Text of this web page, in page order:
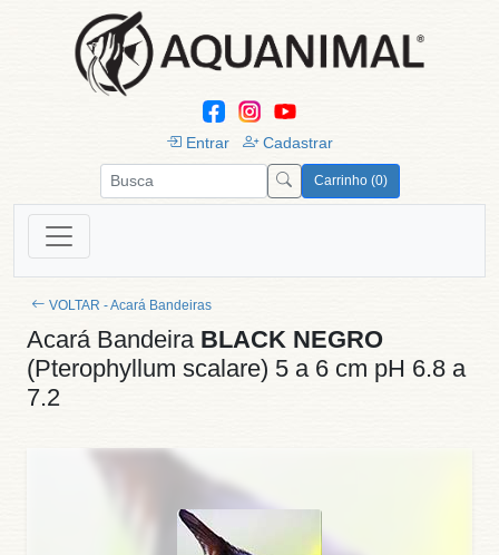
Entrar Cadastrar
Carrinho (0)
VOLTAR - Acará Bandeiras
Acará Bandeira BLACK NEGRO
(Pterophyllum scalare) 5 a 6 cm pH 6.8 a
7.2